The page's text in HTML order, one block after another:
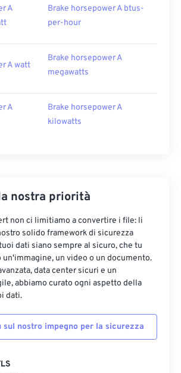
A
Brake horsepower A btus-
per-hour
A watt
Brake horsepower A
megawatts
A
Brake horsepower A
kilowatts
nostra priorità
non ci limitiamo a convertire i file: li
solido framework di sicurezza
dati siano sempre al sicuro, che tu
un video o un documento.
data center sicuri e un
abbiamo curato ogni aspetto della
dati.
sul nostro impegno per la sicurezza